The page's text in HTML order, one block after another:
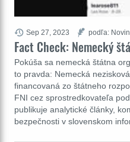
Fact Check: Nemecký
Pokúša sa nemecká štátna
to pravda: Nemecká
financovaná zo štátneho
FNI cez sprostredkovateľa
publikuje analytické články,
bezpečnosti v slovenskom
Sep 27, 2023 podľa: